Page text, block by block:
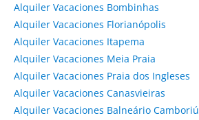
Alquiler Vacaciones Bombinhas
Alquiler Vacaciones Florianópolis
Alquiler Vacaciones Itapema
Alquiler Vacaciones Meia Praia
Alquiler Vacaciones Praia dos Ingleses
Alquiler Vacaciones Canasvieiras
Alquiler Vacaciones Balneário Camboriú